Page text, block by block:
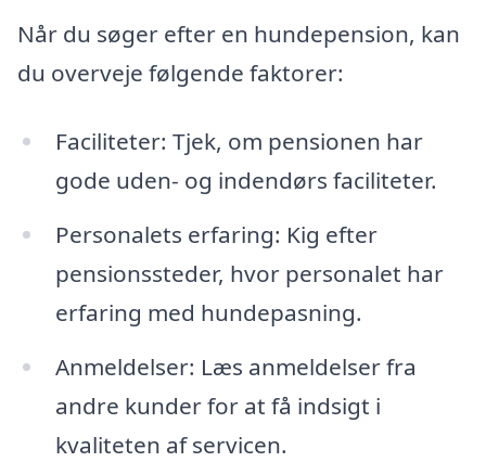
Når du søger efter en hundepension, kan
du overveje følgende faktorer:
Faciliteter: Tjek, om pensionen har
gode uden- og indendørs faciliteter.
Personalets erfaring: Kig efter
pensionssteder, hvor personalet har
erfaring med hundepasning.
Anmeldelser: Læs anmeldelser fra
andre kunder for at få indsigt i
kvaliteten af servicen.